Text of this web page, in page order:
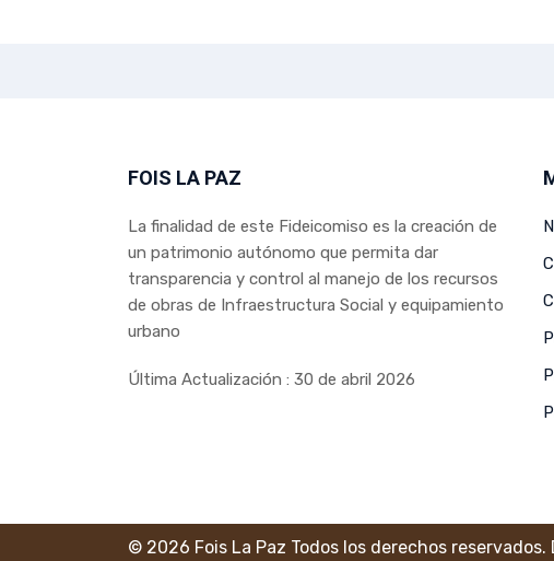
FOIS LA PAZ
La finalidad de este Fideicomiso es la creación de
un patrimonio autónomo que permita dar
transparencia y control al manejo de los recursos
de obras de Infraestructura Social y equipamiento
urbano
Última Actualización : 30 de abril 2026
© 2026 Fois La Paz Todos los derechos reservados.